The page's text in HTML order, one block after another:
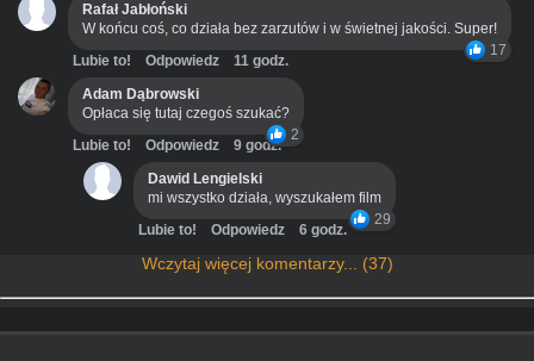
Rafał Jabłoński
W końcu coś, co działa bez zarzutów i w świetnej jakości. Super!
17
Lubie to! Odpowiedz
11 godz.
Adam Dąbrowski
Opłaca się tutaj czegoś szukać?
2
Lubie to! Odpowiedz
9 godz.
Dawid Lengielski
mi wszystko działa, wyszukałem film
29
Lubie to! Odpowiedz 6 godz.
Wczytaj więcej komentarzy... (37)